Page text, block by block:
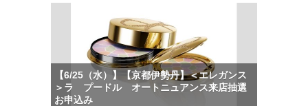
【6/25（水）】【京都伊勢丹】＜エレガンス
＞ラ プードル オートニュアンス来店抽選
お申込み